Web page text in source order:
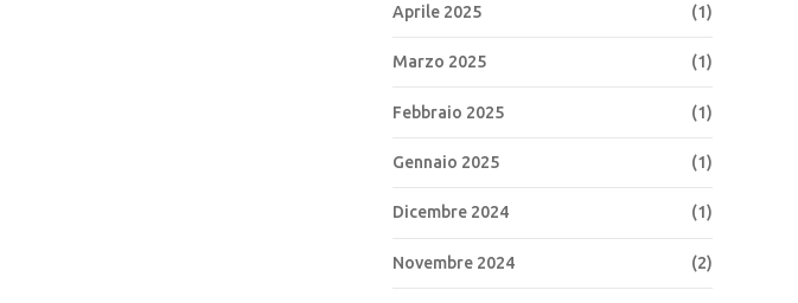
Aprile 2025 (1)
Marzo 2025 (1)
Febbraio 2025 (1)
Gennaio 2025 (1)
Dicembre 2024 (1)
Novembre 2024 (2)